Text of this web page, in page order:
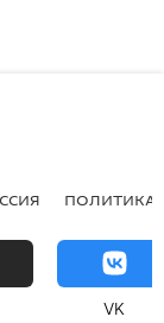
ПОЛИТИКА
VK